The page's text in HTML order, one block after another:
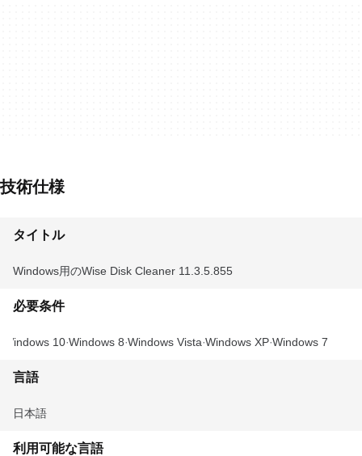
技術仕様
タイトル
Windows用のWise Disk Cleaner 11.3.5.855
必要条件
Windows 10 Windows 8 Windows Vista Windows XP Windows 7
言語
日本語
利用可能な言語